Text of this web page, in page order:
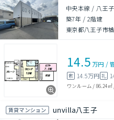
中央本線 / 八王
築7年 / 2階建
東京都八王子市
14.5 万円 /
敷 14.5万円 礼
ワンルーム / 86.24㎡
賃貸マンション unvilla八王子